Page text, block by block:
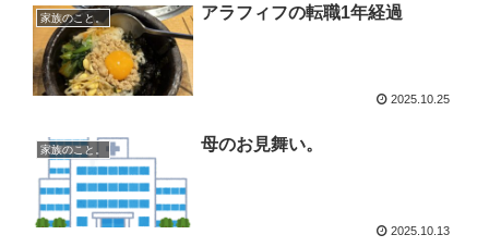
家族のこと。 アラフィフの転職1年経過
2025.10.25
家族のこと。 母のお見舞い。
2025.10.13